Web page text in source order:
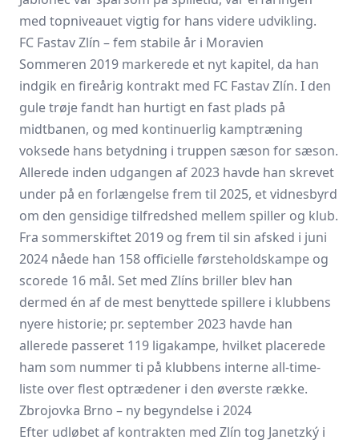
med topniveauet vigtig for hans videre udvikling.
FC Fastav Zlín – fem stabile år i Moravien
Sommeren 2019 markerede et nyt kapitel, da han
indgik en fireårig kontrakt med FC Fastav Zlín. I den
gule trøje fandt han hurtigt en fast plads på
midtbanen, og med kontinuerlig kamptræning
voksede hans betydning i truppen sæson for sæson.
Allerede inden udgangen af 2023 havde han skrevet
under på en forlængelse frem til 2025, et vidnesbyrd
om den gensidige tilfredshed mellem spiller og klub.
Fra sommerskiftet 2019 og frem til sin afsked i juni
2024 nåede han 158 officielle førsteholdskampe og
scorede 16 mål. Set med Zlíns briller blev han
dermed én af de mest benyttede spillere i klubbens
nyere historie; pr. september 2023 havde han
allerede passeret 119 ligakampe, hvilket placerede
ham som nummer ti på klubbens interne all-time-
liste over flest optrædener i den øverste række.
Zbrojovka Brno – ny begyndelse i 2024
Efter udløbet af kontrakten med Zlín tog Janetzký i